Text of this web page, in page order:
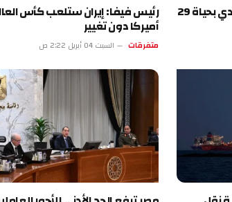
روسيا.. تحطم طائرة عسكرية يودي بحياة 29 رئيس فيفا: إيران ستلعب كأس العالم في
أميركا دون تغيير
السبت 04 أبريل 2:22 ص